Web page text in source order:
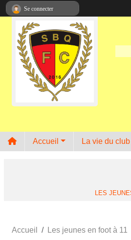
Accueil La vie du club
LES
Accueil Les jeunes en foot à 11
Se connecter
Panneau de gestion des cookies